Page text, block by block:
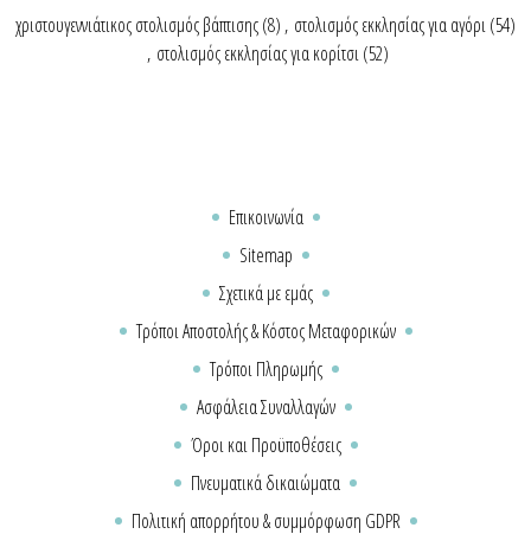
χριστουγεννιάτικος στολισμός βάπτισης(8) , στολισμός εκκλησίας για αγόρι(54)
, στολισμός εκκλησίας για κορίτσι (52)
Επικοινωνία
Sitemap
Σχετικά με εμάς
Τρόποι Αποστολής & Κόστος Μεταφορικών
Τρόποι Πληρωμής
Ασφάλεια Συναλλαγών
Όροι και Προϋποθέσεις
Πνευματικά δικαιώματα
Πολιτική απορρήτου & συμμόρφωση GDPR